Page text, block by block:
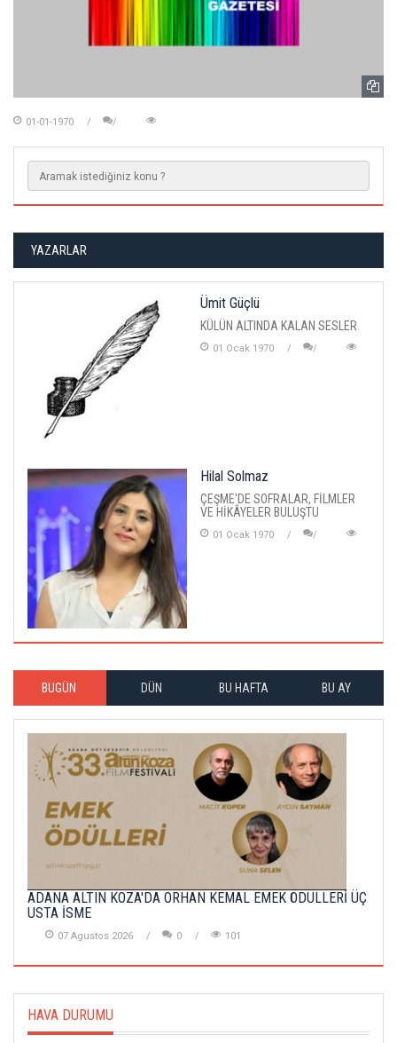
01-01-1970
YAZARLAR
Ümit Güçlü
KÜLÜN ALTINDA KALAN SESLER
01 Ocak 1970
Hilal Solmaz
ÇEŞME'DE SOFRALAR, FİLMLER
VE HİKÂYELER BULUŞTU
01 Ocak 1970
BUGÜN DÜN BU HAFTA BU AY
ADANA ALTIN KOZA'DA ORHAN KEMAL EMEK ÖDÜLLERİ ÜÇ
USTA İSME
07 Agustos 2026 0 101
HAVA DURUMU